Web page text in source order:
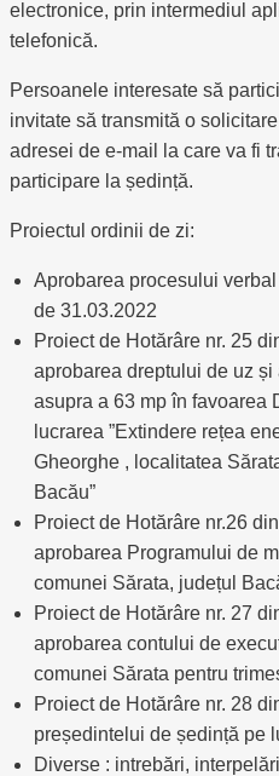
electronice, prin intermediul
telefonică.
Persoanele interesate să
invitate să transmită o
adresei de e-mail la care va fi
participare la ședință.
Proiectul ordinii de zi:
Aprobarea procesului
de 31.03.2022
Proiect de Hotărâre nr. 25
aprobarea dreptului de uz
asupra a 63 mp în favoarea
lucrarea ”Extindere rețea
Gheorghe , localitatea
Bacău”
Proiect de Hotărâre nr.26
aprobarea Programului de
comunei Sărata, județul
Proiect de Hotărâre nr. 27
aprobarea contului de
comunei Sărata pentru
Proiect de Hotărâre nr. 28
președintelui de ședință pe
Diverse : intrebări,